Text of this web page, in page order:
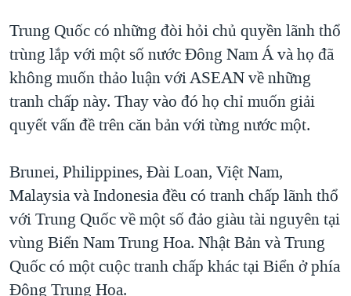
Trung Quốc có những đòi hỏi chủ quyền lãnh thổ
trùng lắp với một số nước Đông Nam Á và họ đã
không muốn thảo luận với ASEAN về những
tranh chấp này. Thay vào đó họ chỉ muốn giải
quyết vấn đề trên căn bản với từng nước một.
Brunei, Philippines, Đài Loan, Việt Nam,
Malaysia và Indonesia đều có tranh chấp lãnh thổ
với Trung Quốc về một số đảo giàu tài nguyên tại
vùng Biển Nam Trung Hoa. Nhật Bản và Trung
Quốc có một cuộc tranh chấp khác tại Biển ở phía
Đông Trung Hoa.